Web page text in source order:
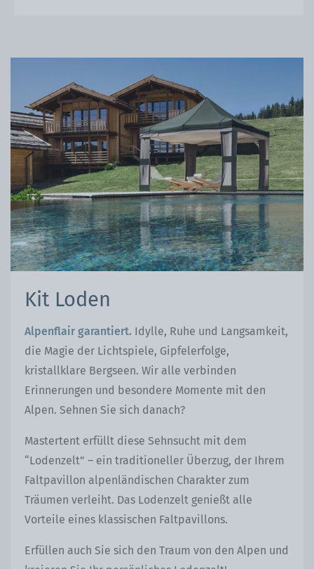
Kit Loden
Alpenflair garantiert. Idylle, Ruhe und Langsamkeit,
die Magie der Lichtspiele, Gipfelerfolge,
kristallklare Bergseen. Wir alle verbinden
Erinnerungen und besondere Momente mit den
Alpen. Sehnen Sie sich danach?
Mastertent erfüllt diese Sehnsucht mit dem
“Lodenzelt” – ein traditioneller Überzug, der Ihrem
Faltpavillon alpenländischen Charakter zum
Träumen verleiht. Das Lodenzelt genießt alle
Vorteile eines klassischen Faltpavillons.
Erfüllen auch Sie sich den Traum von den Alpen und